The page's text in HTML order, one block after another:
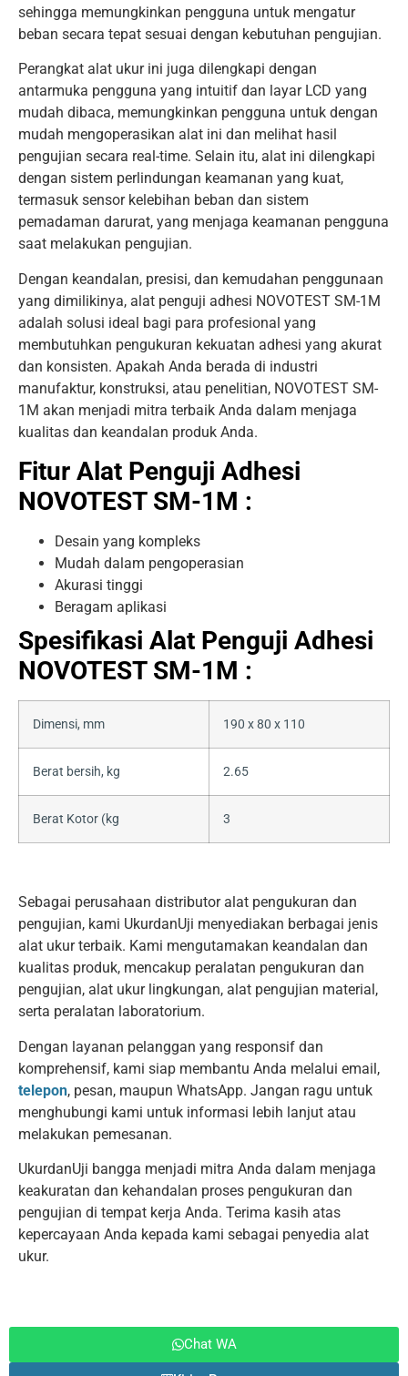
sehingga memungkinkan pengguna untuk mengatur
beban secara tepat sesuai dengan kebutuhan pengujian.
Perangkat alat ukur ini juga dilengkapi dengan
antarmuka pengguna yang intuitif dan layar LCD yang
mudah dibaca, memungkinkan pengguna untuk dengan
mudah mengoperasikan alat ini dan melihat hasil
pengujian secara real-time. Selain itu, alat ini dilengkapi
dengan sistem perlindungan keamanan yang kuat,
termasuk sensor kelebihan beban dan sistem
pemadaman darurat, yang menjaga keamanan pengguna
saat melakukan pengujian.
Dengan keandalan, presisi, dan kemudahan penggunaan
yang dimilikinya, alat penguji adhesi NOVOTEST SM-1M
adalah solusi ideal bagi para profesional yang
membutuhkan pengukuran kekuatan adhesi yang akurat
dan konsisten. Apakah Anda berada di industri
manufaktur, konstruksi, atau penelitian, NOVOTEST SM-
1M akan menjadi mitra terbaik Anda dalam menjaga
kualitas dan keandalan produk Anda.
Fitur Alat Penguji Adhesi
NOVOTEST SM-1M :
Desain yang kompleks
Mudah dalam pengoperasian
Akurasi tinggi
Beragam aplikasi
Spesifikasi Alat Penguji Adhesi
NOVOTEST SM-1M :
Dimensi, mm 190 x 80 x 110
Berat bersih, kg 2.65
Berat Kotor (kg 3
Sebagai perusahaan distributor alat pengukuran dan
pengujian, kami UkurdanUji menyediakan berbagai jenis
alat ukur terbaik. Kami mengutamakan keandalan dan
kualitas produk, mencakup peralatan pengukuran dan
pengujian, alat ukur lingkungan, alat pengujian material,
serta peralatan laboratorium.
Dengan layanan pelanggan yang responsif dan
komprehensif, kami siap membantu Anda melalui email,
telepon, pesan, maupun WhatsApp. Jangan ragu untuk
menghubungi kami untuk informasi lebih lanjut atau
melakukan pemesanan.
UkurdanUji bangga menjadi mitra Anda dalam menjaga
keakuratan dan kehandalan proses pengukuran dan
pengujian di tempat kerja Anda. Terima kasih atas
kepercayaan Anda kepada kami sebagai penyedia alat
ukur.
Chat WA